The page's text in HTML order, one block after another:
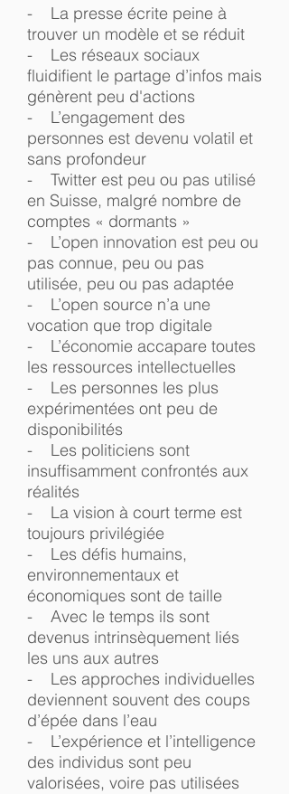
- La presse écrite peine à
trouver un modèle et se réduit
- Les réseaux sociaux
fluidifient le partage d’infos mais
génèrent peu d'actions
- L’engagement des
personnes est devenu volatil et
sans profondeur
- Twitter est peu ou pas utilisé
en Suisse, malgré nombre de
comptes « dormants »
- L’open innovation est peu ou
pas connue, peu ou pas
utilisée, peu ou pas adaptée
- L’open source n’a une
vocation que trop digitale
- L’économie accapare toutes
les ressources intellectuelles
- Les personnes les plus
expérimentées ont peu de
disponibilités
- Les politiciens sont
insuffisamment confrontés aux
réalités
- La vision à court terme est
toujours privilégiée
- Les défis humains,
environnementaux et
économiques sont de taille
- Avec le temps ils sont
devenus intrinsèquement liés
les uns aux autres
- Les approches individuelles
deviennent souvent des coups
d’épée dans l’eau
- L’expérience et l’intelligence
des individus sont peu
valorisées, voire pas utilisées